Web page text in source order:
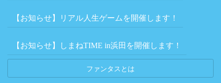
【お知らせ】リアル人生ゲームを開催します！
【お知らせ】しまねTIME in浜田を開催します！
ファンタスとは